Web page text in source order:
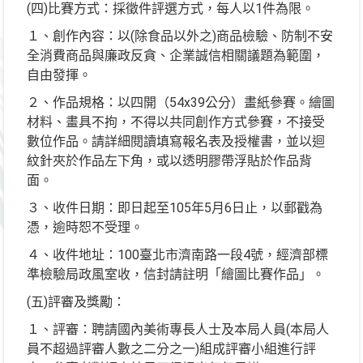
(四)比賽方式：採徵件評選方式，每人以1件為限。
１、創作內容：以(除食品以外之)商品檢驗、防制不安
全消費商品與廉政反貪、企業誠信相關議題為範圍，
自由發揮。
２、作品規格：以四開（54x39公分）畫紙參賽。繪圖
材料、畫具不拘，不得以共同創作方式參賽，不接受
數位作品。請詳細閱讀填寫報名表及授權書，並以迴
紋針夾於作品左下角，或以透明膠帶浮貼於作品背
面。
３、收件日期：即日起至105年5月6日止，以郵戳為
憑，逾時恕不受理。
４、收件地址：100臺北市濟南路一段4號，經濟部標
準檢驗局政風室收，信封請註明「繪圖比賽作品」。
(五)評審及獎勵：
１、評審：聘請國內美術專長人士及本局人員(本局人
員不超過評審人數之二分之一)組成評審小組進行評